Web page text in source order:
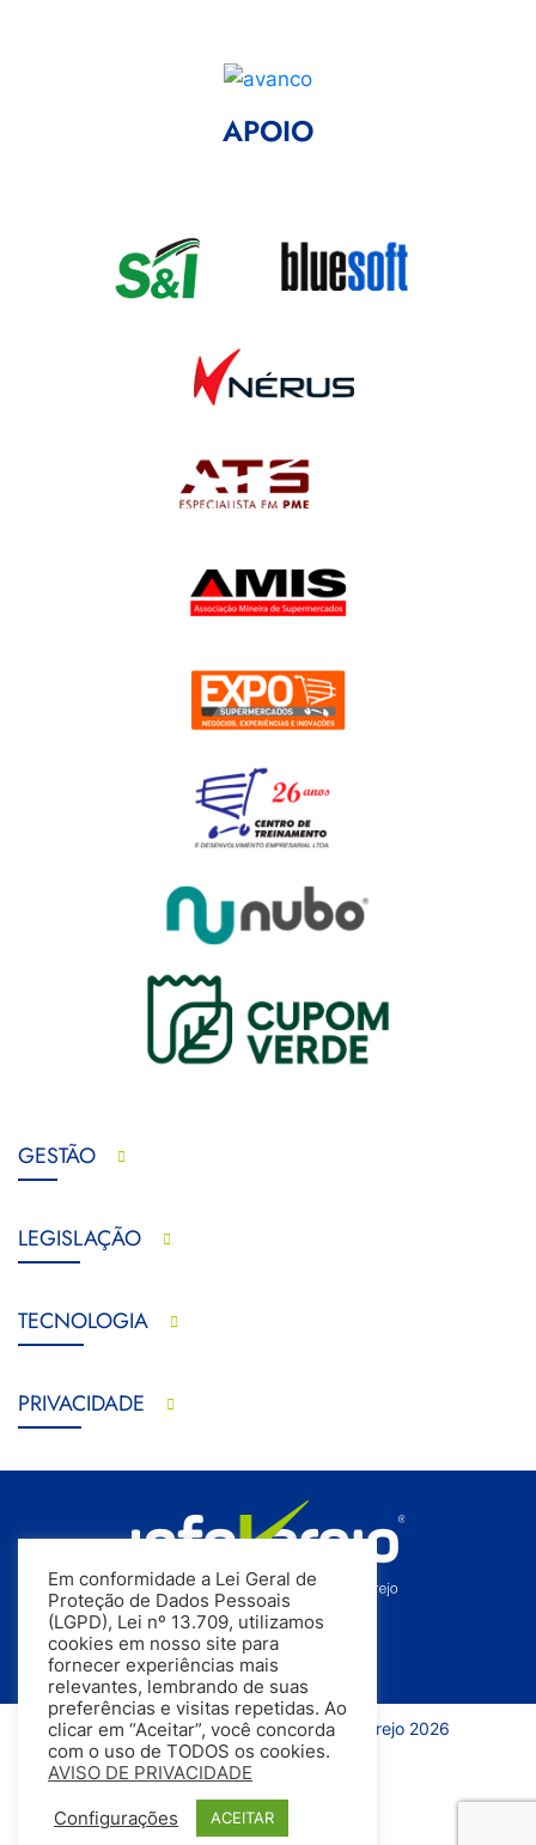
APOIO
GESTÃO
LEGISLAÇÃO
TECNOLOGIA
PRIVACIDADE
Todos os direitos reservados | InfoVarejo 2026
Em conformidade a Lei Geral de
Proteção de Dados Pessoais
(LGPD), Lei nº 13.709, utilizamos
cookies em nosso site para
fornecer experiências mais
relevantes, lembrando de suas
preferências e visitas repetidas. Ao
clicar em “Aceitar”, você concorda
com o uso de TODOS os cookies.
AVISO DE PRIVACIDADE
Configurações ACEITAR